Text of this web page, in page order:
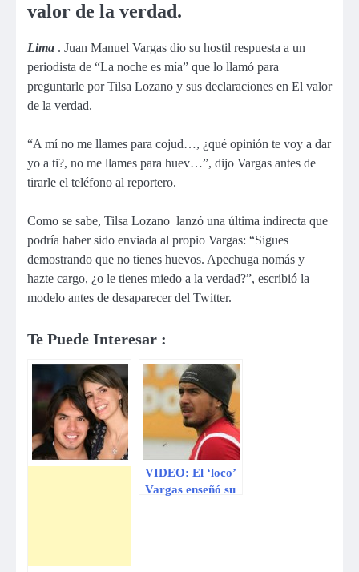
valor de la verdad.
Lima . Juan Manuel Vargas dio su hostil respuesta a un
periodista de “La noche es mía” que lo llamó para
preguntarle por Tilsa Lozano y sus declaraciones en El valor
de la verdad.
“A mí no me llames para cojud…, ¿qué opinión te voy a dar
yo a ti?, no me llames para huev…”, dijo Vargas antes de
tirarle el teléfono al reportero.
Como se sabe, Tilsa Lozano lanzó una última indirecta que
podría haber sido enviada al propio Vargas: “Sigues
demostrando que no tienes huevos. Apechuga nomás y
hazte cargo, ¿o le tienes miedo a la verdad?”, escribió la
modelo antes de desaparecer del Twitter.
Te Puede Interesar :
VIDEO: El ‘loco’
Vargas enseñó su